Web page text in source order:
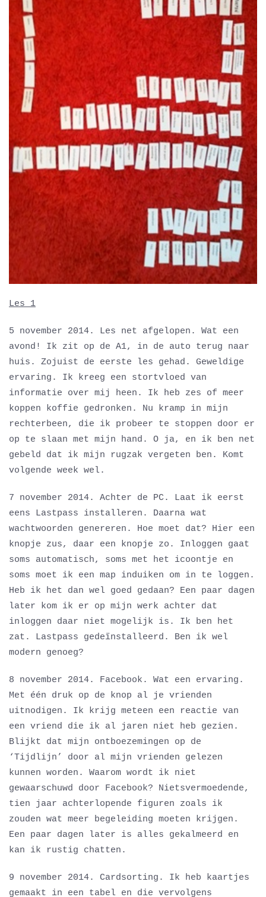
Les 1
5 november 2014. Les net afgelopen. Wat een
avond! Ik zit op de A1, in de auto terug naar
huis. Zojuist de eerste les gehad. Geweldige
ervaring. Ik kreeg een stortvloed van
informatie over mij heen. Ik heb zes of meer
koppen koffie gedronken. Nu kramp in mijn
rechterbeen, die ik probeer te stoppen door er
op te slaan met mijn hand. O ja, en ik ben net
gebeld dat ik mijn rugzak vergeten ben. Komt
volgende week wel.
7 november 2014. Achter de PC. Laat ik eerst
eens Lastpass installeren. Daarna wat
wachtwoorden genereren. Hoe moet dat? Hier een
knopje zus, daar een knopje zo. Inloggen gaat
soms automatisch, soms met het icoontje en
soms moet ik een map induiken om in te loggen.
Heb ik het dan wel goed gedaan? Een paar dagen
later kom ik er op mijn werk achter dat
inloggen daar niet mogelijk is. Ik ben het
zat. Lastpass gedeïnstalleerd. Ben ik wel
modern genoeg?
8 november 2014. Facebook. Wat een ervaring.
Met één druk op de knop al je vrienden
uitnodigen. Ik krijg meteen een reactie van
een vriend die ik al jaren niet heb gezien.
Blijkt dat mijn ontboezemingen op de
‘Tijdlijn’ door al mijn vrienden gelezen
kunnen worden. Waarom wordt ik niet
gewaarschuwd door Facebook? Nietsvermoedende,
tien jaar achterlopende figuren zoals ik
zouden wat meer begeleiding moeten krijgen.
Een paar dagen later is alles gekalmeerd en
kan ik rustig chatten.
9 november 2014. Cardsorting. Ik heb kaartjes
gemaakt in een tabel en die vervolgens